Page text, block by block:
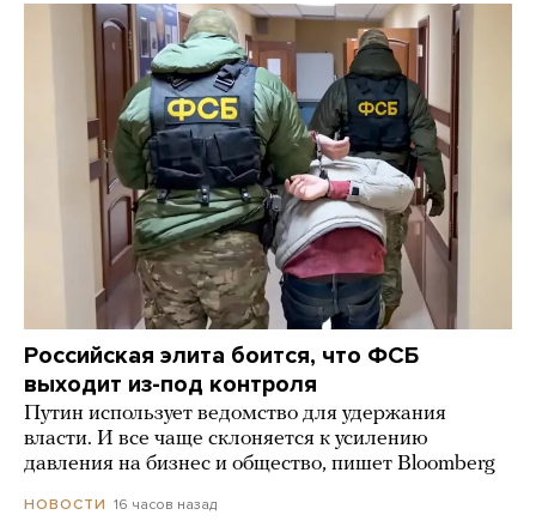
Российская элита боится, что ФСБ
выходит из-под контроля
Путин использует ведомство для удержания
власти. И все чаще склоняется к усилению
давления на бизнес и общество, пишет Bloomberg
НОВОСТИ 16 часов назад